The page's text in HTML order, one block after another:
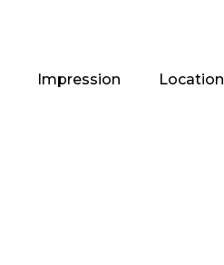
Impression Location